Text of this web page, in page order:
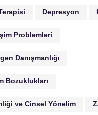
Depresyon
Problemleri
Danışmanlığı
Bozuklukları
ve Cinsel Yönelim